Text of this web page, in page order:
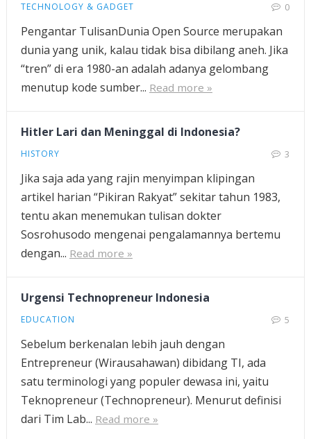
TECHNOLOGY & GADGET 0
Pengantar TulisanDunia Open Source merupakan
dunia yang unik, kalau tidak bisa dibilang aneh. Jika
“tren” di era 1980-an adalah adanya gelombang
menutup kode sumber... Read more »
Hitler Lari dan Meninggal di Indonesia?
HISTORY 3
Jika saja ada yang rajin menyimpan klipingan
artikel harian “Pikiran Rakyat” sekitar tahun 1983,
tentu akan menemukan tulisan dokter
Sosrohusodo mengenai pengalamannya bertemu
dengan... Read more »
Urgensi Technopreneur Indonesia
EDUCATION 5
Sebelum berkenalan lebih jauh dengan
Entrepreneur (Wirausahawan) dibidang TI, ada
satu terminologi yang populer dewasa ini, yaitu
Teknopreneur (Technopreneur). Menurut definisi
dari Tim Lab... Read more »